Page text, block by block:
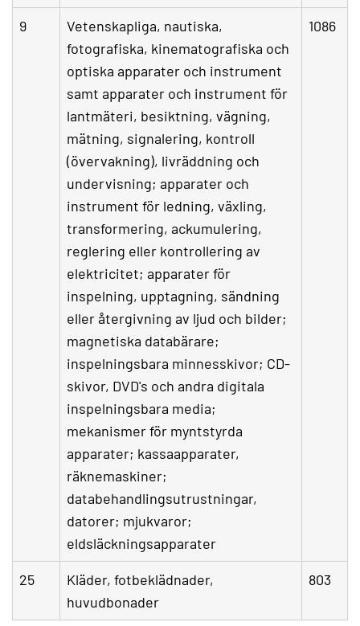
9
Vetenskapliga, nautiska,
fotografiska, kinematografiska och
optiska apparater och instrument
samt apparater och instrument för
lantmäteri, besiktning, vägning,
mätning, signalering, kontroll
(övervakning), livräddning och
undervisning; apparater och
instrument för ledning, växling,
transformering, ackumulering,
reglering eller kontrollering av
elektricitet; apparater för
inspelning, upptagning, sändning
eller återgivning av ljud och bilder;
magnetiska databärare;
inspelningsbara minnesskivor; CD-
skivor, DVD's och andra digitala
inspelningsbara media;
mekanismer för myntstyrda
apparater; kassaapparater,
räknemaskiner;
databehandlingsutrustningar,
datorer; mjukvaror;
eldsläckningsapparater
1086
25
Kläder, fotbeklädnader,
huvudbonader
803